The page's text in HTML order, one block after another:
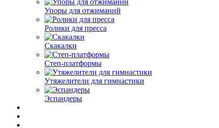
Упоры для отжиманий
Ролики для пресса
Скакалки
Степ-платформы
Утяжелители для гимнастики
Эспандеры